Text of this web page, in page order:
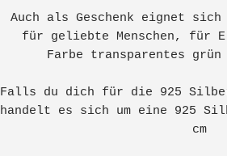
Auch als Geschenk eignet sich
für geliebte Menschen, für
Farbe transparentes grün
Falls du dich für die 925
handelt es sich um eine 925
cm